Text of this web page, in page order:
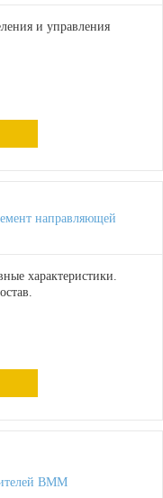
и управления
направляющей
характеристики.
ВММ